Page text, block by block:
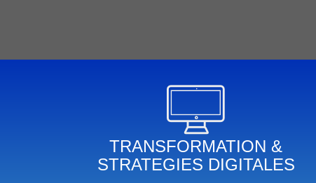
TRANSFORMATION &
STRATEGIES DIGITALES